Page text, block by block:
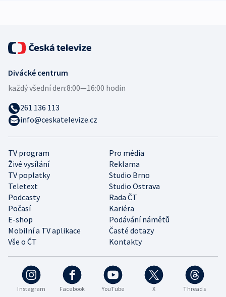
Instagram Facebook YouTube X Threads
TV program
Pro média
Živé vysílání
Reklama
TV poplatky
Studio Brno
Teletext
Studio Ostrava
Podcasty
Rada ČT
Počasí
Kariéra
E-shop
Podávání námětů
Mobilní a TV aplikace
Časté dotazy
Vše o ČT
Kontakty
Divácké centrum
každý všední den:8:00—16:00 hodin
261 136 113
info@ceskatelevize.cz